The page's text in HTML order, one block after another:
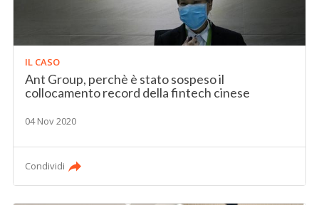
IL CASO
Ant Group, perchè è stato sospeso il
collocamento record della fintech cinese
04 Nov 2020
Condividi